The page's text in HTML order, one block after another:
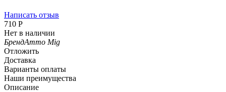
Написать отзыв
‍710‍ Р
Нет в наличии
БрендAmmo Mig
Отложить
Доставка
Варианты оплаты
Наши преимущества
Описание